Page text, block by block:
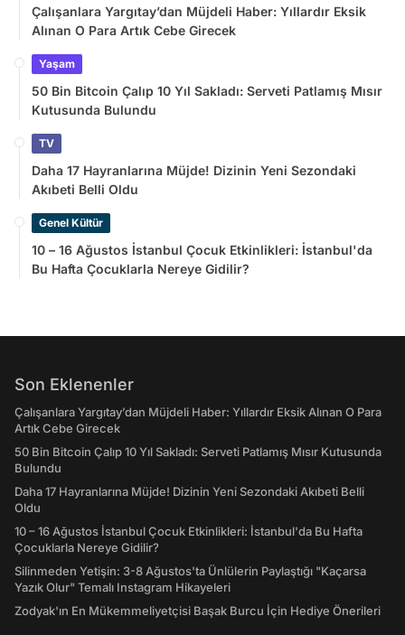
Çalışanlara Yargıtay’dan Müjdeli Haber: Yıllardır Eksik
Alınan O Para Artık Cebe Girecek
Yaşam
50 Bin Bitcoin Çalıp 10 Yıl Sakladı: Serveti Patlamış Mısır
Kutusunda Bulundu
TV
Daha 17 Hayranlarına Müjde! Dizinin Yeni Sezondaki
Akıbeti Belli Oldu
Genel Kültür
10 – 16 Ağustos İstanbul Çocuk Etkinlikleri: İstanbul'da
Bu Hafta Çocuklarla Nereye Gidilir?
Son Eklenenler
Çalışanlara Yargıtay’dan Müjdeli Haber: Yıllardır Eksik Alınan O Para
Artık Cebe Girecek
50 Bin Bitcoin Çalıp 10 Yıl Sakladı: Serveti Patlamış Mısır Kutusunda
Bulundu
Daha 17 Hayranlarına Müjde! Dizinin Yeni Sezondaki Akıbeti Belli
Oldu
10 – 16 Ağustos İstanbul Çocuk Etkinlikleri: İstanbul'da Bu Hafta
Çocuklarla Nereye Gidilir?
Silinmeden Yetişin: 3-8 Ağustos'ta Ünlülerin Paylaştığı "Kaçarsa
Yazık Olur" Temalı Instagram Hikayeleri
Zodyak'ın En Mükemmeliyetçisi Başak Burcu İçin Hediye Önerileri